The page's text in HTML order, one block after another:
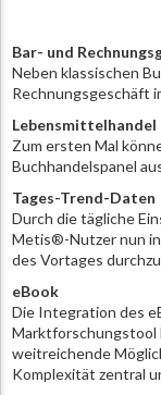
Bar- und
Neben klassischen
Rechnungsgeschäft
Lebensmittelhandel
Zum ersten Mal
Buchhandelspanel
Tages-Trend-Daten
Durch die tägliche
Metis®-Nutzer nun
des Vortages
eBook
Die Integration des
weitreichende
Komplexität zentral